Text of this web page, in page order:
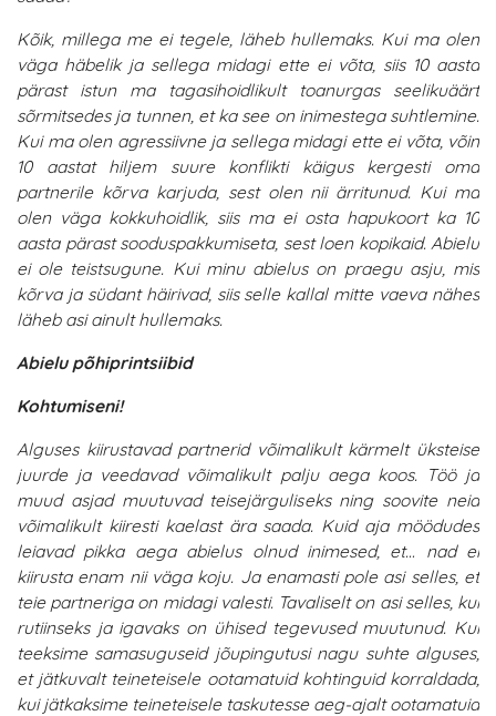
Kõik, millega me ei tegele, läheb hullemaks. Kui ma olen
väga häbelik ja sellega midagi ette ei võta, siis 10 aasta
pärast istun ma tagasihoidlikult toanurgas seelikuäärt
sõrmitsedes ja tunnen, et ka see on inimestega suhtlemine.
Kui ma olen agressiivne ja sellega midagi ette ei võta, võin
10 aastat hiljem suure konflikti käigus kergesti oma
partnerile kõrva karjuda, sest olen nii ärritunud. Kui ma
olen väga kokkuhoidlik, siis ma ei osta hapukoort ka 10
aasta pärast sooduspakkumiseta, sest loen kopikaid. Abielu
ei ole teistsugune. Kui minu abielus on praegu asju, mis
kõrva ja südant häirivad, siis selle kallal mitte vaeva nähes
läheb asi ainult hullemaks.
Abielu põhiprintsiibid
Kohtumiseni!
Alguses kiirustavad partnerid võimalikult kärmelt üksteise
juurde ja veedavad võimalikult palju aega koos. Töö ja
muud asjad muutuvad teisejärguliseks ning soovite neid
võimalikult kiiresti kaelast ära saada. Kuid aja möödudes
leiavad pikka aega abielus olnud inimesed, et… nad ei
kiirusta enam nii väga koju. Ja enamasti pole asi selles, et
teie partneriga on midagi valesti. Tavaliselt on asi selles, kui
rutiinseks ja igavaks on ühised tegevused muutunud. Kui
teeksime samasuguseid jõupingutusi nagu suhte alguses,
et jätkuvalt teineteisele ootamatuid kohtinguid korraldada,
kui jätkaksime teineteisele taskutesse aeg-ajalt ootamatuid